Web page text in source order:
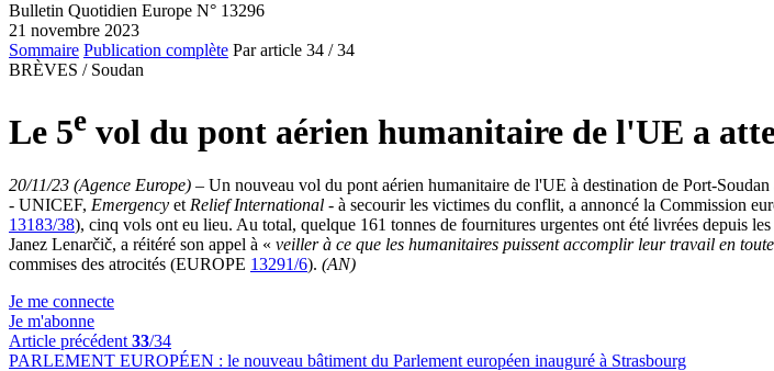
Bulletin Quotidien Europe N° 13296
21 novembre 2023
Sommaire Publication complète Par article 34 / 34
BRÈVES / Soudan
Le 5e vol du pont aérien humanitaire de l'UE a
20/11/23 (Agence Europe) – Un nouveau vol du pont aérien humanitaire de l'UE à destination de Port-
- UNICEF, Emergency et Relief International - à secourir les victimes du conflit, a annoncé la Commission
13183/38), cinq vols ont eu lieu. Au total, quelque 161 tonnes de fournitures urgentes ont été livrées depuis
Janez Lenarčič, a réitéré son appel à « veiller à ce que les humanitaires puissent accomplir leur travail en
commises des atrocités (EUROPE 13291/6). (AN)
Je me connecte
Je m'abonne
Article précédent 33/34
PARLEMENT EUROPÉEN : le nouveau bâtiment du Parlement européen inauguré à Strasbourg